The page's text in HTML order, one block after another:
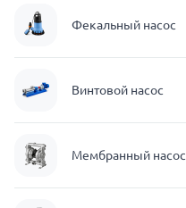
Фекальный насос
Винтовой насос
Мембранный насос